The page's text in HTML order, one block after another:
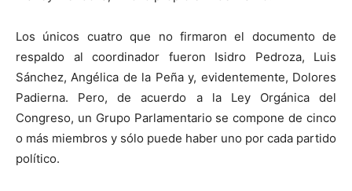
Los únicos cuatro que no firmaron el documento de
respaldo al coordinador fueron Isidro Pedroza, Luis
Sánchez, Angélica de la Peña y, evidentemente, Dolores
Padierna. Pero, de acuerdo a la Ley Orgánica del
Congreso, un Grupo Parlamentario se compone de cinco
o más miembros y sólo puede haber uno por cada partido
político.